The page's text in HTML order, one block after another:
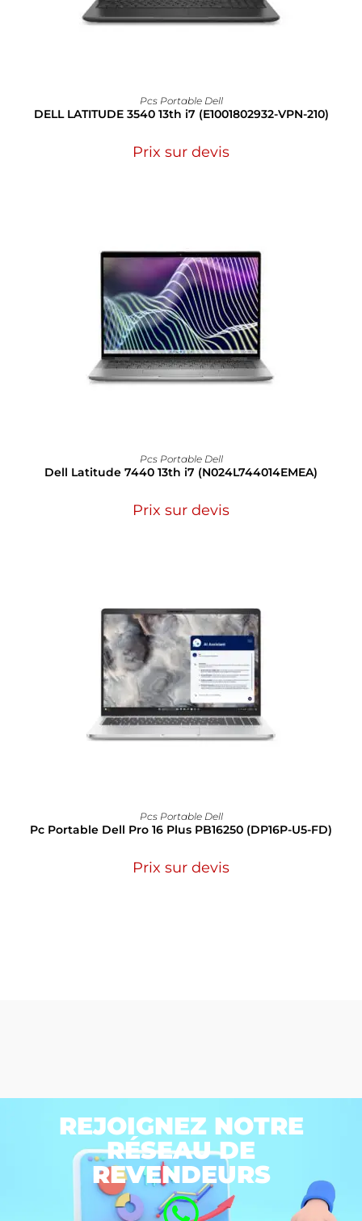
Pcs Portable Dell
DELL LATITUDE 3540 13th i7 (E1001802932-VPN-210)
Prix sur devis
Pcs Portable Dell
Dell Latitude 7440 13th i7 (N024L744014EMEA)
Prix sur devis
Pcs Portable Dell
Pc Portable Dell Pro 16 Plus PB16250 (DP16P-U5-FD)
Prix sur devis
REJOIGNEZ NOTRE
RÉSEAU DE
REVENDEURS